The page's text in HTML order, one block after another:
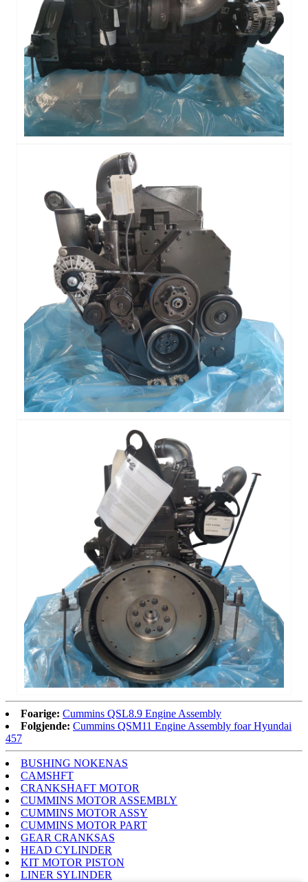
Foarige: Cummins QSL8.9 Engine Assembly
Folgjende: Cummins QSM11 Engine Assembly foar Hyundai
457
BUSHING NOKENAS
CAMSHFT
CRANKSHAFT MOTOR
CUMMINS MOTOR ASSEMBLY
CUMMINS MOTOR ASSY
CUMMINS MOTOR PART
GEAR CRANKSAS
HEAD CYLINDER
KIT MOTOR PISTON
LINER SYLINDER